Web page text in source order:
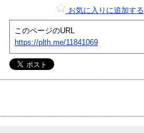
お気に入りに追加する
このページのURL
https://plth.me/11841069